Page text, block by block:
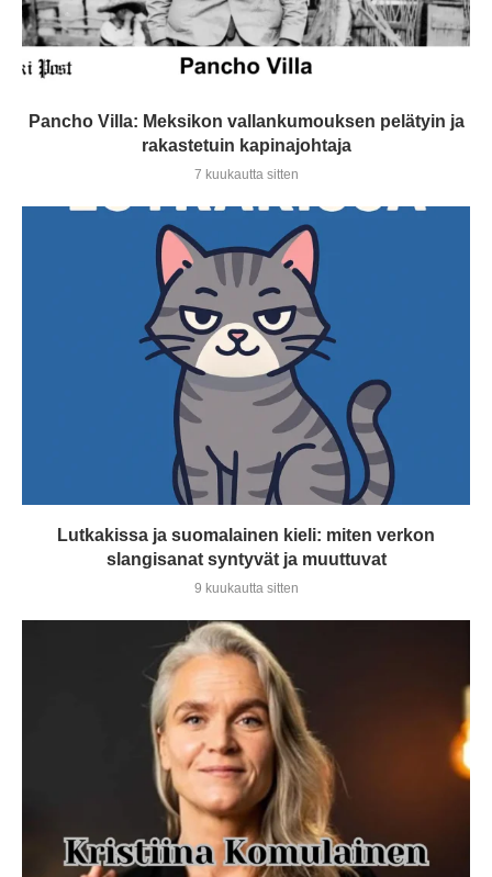
Pancho Villa: Meksikon vallankumouksen pelätyin ja
rakastetuin kapinajohtaja
7 kuukautta sitten
Lutkakissa ja suomalainen kieli: miten verkon
slangisanat syntyvät ja muuttuvat
9 kuukautta sitten